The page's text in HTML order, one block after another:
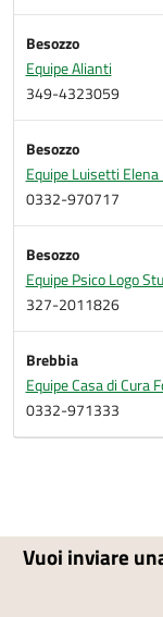
Besozzo
Equipe Alianti
349-4323059
Besozzo
Equipe Luisetti
0332-970717
Besozzo
Equipe Psico Logo
327-2011826
Brebbia
Equipe Casa di Cura
0332-971333
Vuoi inviare